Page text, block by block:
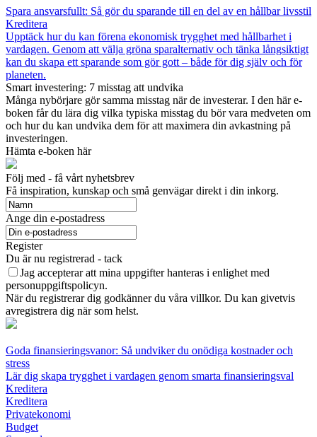
Spara ansvarsfullt: Så gör du sparande till en del av en hållbar livsstil
Kreditera
Upptäck hur du kan förena ekonomisk trygghet med hållbarhet i
vardagen. Genom att välja gröna sparalternativ och tänka långsiktigt
kan du skapa ett sparande som gör gott – både för dig själv och för
planeten.
Smart investering: 7 misstag att undvika
Många nybörjare gör samma misstag när de investerar. I den här e-
boken får du lära dig vilka typiska misstag du bör vara medveten om
och hur du kan undvika dem för att maximera din avkastning på
investeringen.
Hämta e-boken här
Följ med - få vårt nyhetsbrev
Få inspiration, kunskap och små genvägar direkt i din inkorg.
Ange din e-postadress
Register
Du är nu registrerad - tack
Jag accepterar att mina uppgifter hanteras i enlighet med
personuppgiftspolicyn.
När du registrerar dig godkänner du våra villkor. Du kan givetvis
avregistrera dig när som helst.
Goda finansieringsvanor: Så undviker du onödiga kostnader och
stress
Lär dig skapa trygghet i vardagen genom smarta finansieringsval
Kreditera
Kreditera
Privatekonomi
Budget